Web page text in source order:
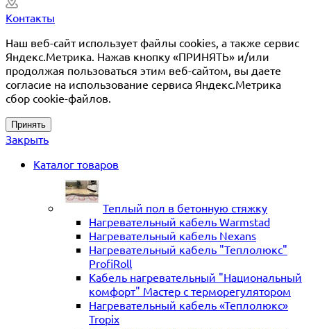
Контакты
Наш веб-сайт использует файлы cookies, а также сервис
Яндекс.Метрика. Нажав кнопку «ПРИНЯТЬ» и/или
продолжая пользоваться этим веб-сайтом, вы даете
согласие на использование сервиса Яндекс.Метрика
сбор cookie-файлов.
Принять
Закрыть
Каталог товаров
Теплый пол в бетонную стяжку
Нагревательный кабель Warmstad
Нагревательный кабель Nexans
Нагревательный кабель "Теплолюкс"
ProfiRoll
Кабель нагревательный "Национальный
комфорт" Мастер с терморегулятором
Нагревательный кабель «Теплолюкс»
Tropix